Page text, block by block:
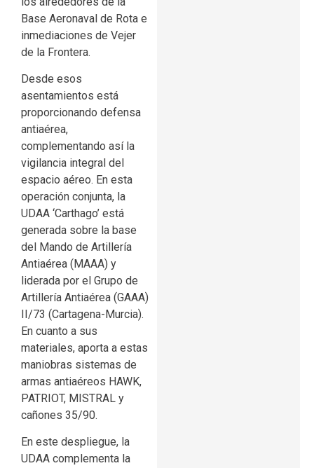
Base Aeronaval de Rota e
inmediaciones de Vejer
de la Frontera.
Desde esos
asentamientos está
proporcionando defensa
antiaérea,
complementando así la
vigilancia integral del
espacio aéreo. En esta
operación conjunta, la
UDAA ‘Carthago’ está
generada sobre la base
del Mando de Artillería
Antiaérea (MAAA) y
liderada por el Grupo de
Artillería Antiaérea (GAAA)
II/73 (Cartagena-Murcia).
En cuanto a sus
materiales, aporta a estas
maniobras sistemas de
armas antiaéreos HAWK,
PATRIOT, MISTRAL y
cañones 35/90.
En este despliegue, la
UDAA complementa la